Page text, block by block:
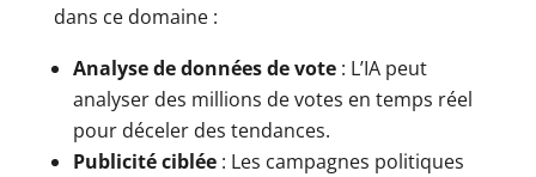
dans ce domaine :
Analyse de données de vote: L’IA peut
analyser des millions de votes en temps réel
pour déceler des tendances.
Publicité ciblée: Les campagnes politiques